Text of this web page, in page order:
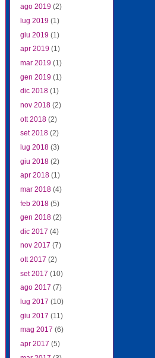
ago 2019 (2)
lug 2019 (1)
giu 2019 (1)
apr 2019 (1)
mar 2019 (1)
gen 2019 (1)
dic 2018 (1)
nov 2018 (2)
ott 2018 (2)
set 2018 (2)
lug 2018 (3)
giu 2018 (2)
apr 2018 (1)
mar 2018 (4)
feb 2018 (5)
gen 2018 (2)
dic 2017 (4)
nov 2017 (7)
ott 2017 (2)
set 2017 (10)
ago 2017 (7)
lug 2017 (10)
giu 2017 (11)
mag 2017 (6)
apr 2017 (5)